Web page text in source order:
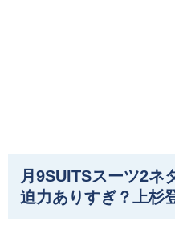
月9SUITSスーツ2ネ
迫力ありすぎ？上杉